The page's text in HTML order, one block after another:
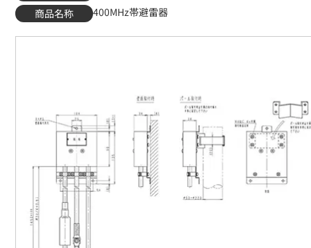
商品名称
400MHz帯避雷器